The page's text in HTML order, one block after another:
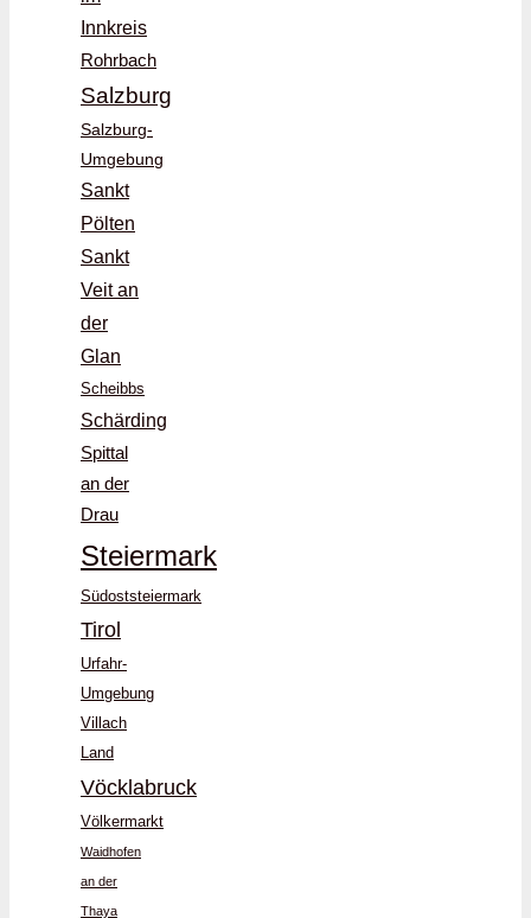
Innkreis
Rohrbach
Salzburg
Salzburg-
Umgebung
Sankt
Pölten
Sankt
Veit an
der
Glan
Scheibbs
Schärding
Spittal
an der
Drau
Steiermark
Südoststeiermark
Tirol
Urfahr-
Umgebung
Villach
Land
Vöcklabruck
Völkermarkt
Waidhofen
an der
Thaya